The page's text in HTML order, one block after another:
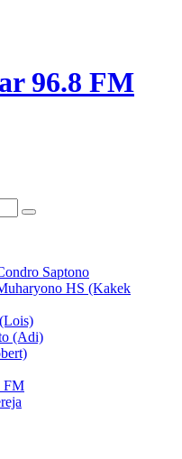
96.8 FM
Saptono
HS (Kakek
(Adi)
FM